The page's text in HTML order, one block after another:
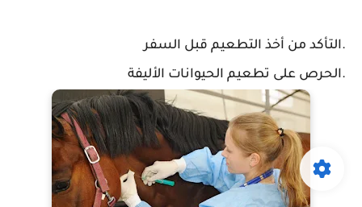
التأكد من أخذ التطعيم قبل السفر.
الحرص على تطعيم الحيوانات الأليفة.